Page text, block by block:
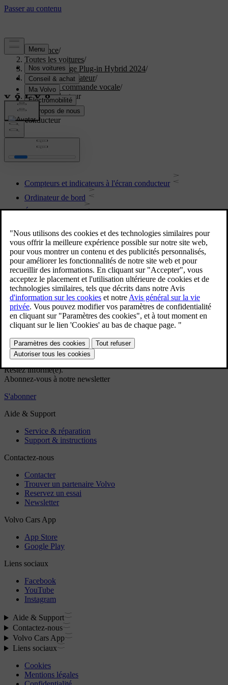
Assistance/
Toutes les voitures/
XC40 Recharge Plug-in Hybrid 2024/
Manuel de l'utilisateur/
Écrans et commande vocale/
Écran conducteur
Écran conducteur
Compteurs et indicateurs à l'écran conducteur
Ordinateur de bord
Écran conducteur
Licence relative à l'écran conducteur
Menu d'applications à l'écran conducteur
Gérer le menu d'applications sur l'écran conducteur
Témoins de contrôle et d'avertissement
Messages à l'écran conducteur
Date et heure